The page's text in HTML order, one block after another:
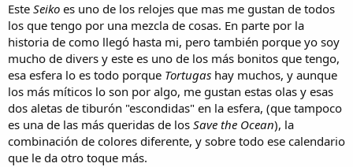
Este Seiko es uno de los relojes que mas me gustan de todos
los que tengo por una mezcla de cosas. En parte por la
historia de como llegó hasta mi, pero también porque yo soy
mucho de divers y este es uno de los más bonitos que tengo,
esa esfera lo es todo porque Tortugas hay muchos, y aunque
los más míticos lo son por algo, me gustan estas olas y esas
dos aletas de tiburón "escondidas" en la esfera, (que tampoco
es una de las más queridas de los Save the Ocean), la
combinación de colores diferente, y sobre todo ese calendario
que le da otro toque más.